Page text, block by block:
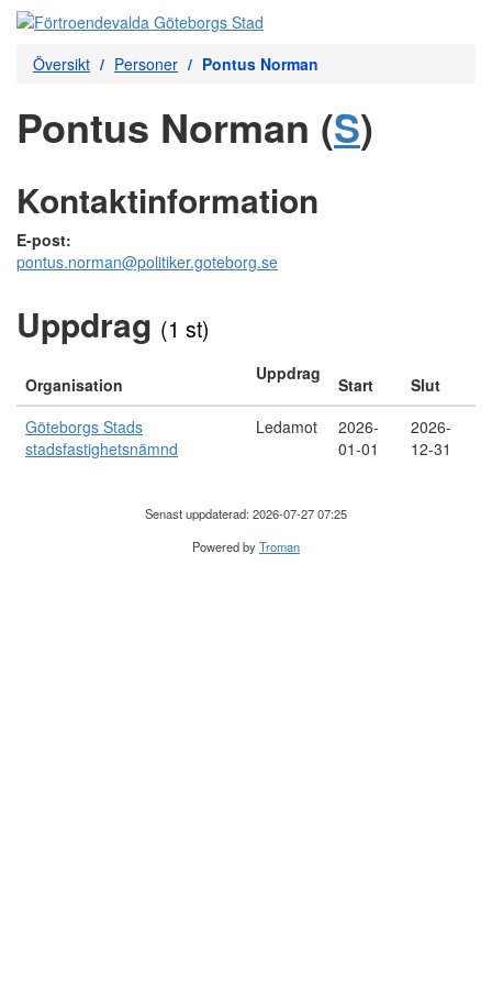
Översikt Personer Pontus Norman
Pontus Norman (S)
Kontaktinformation
E-post:
pontus.norman@politiker.goteborg.se
Uppdrag (1 st)
Organisation
Uppdrag
Start
Slut
Göteborgs Stads
stadsfastighetsnämnd
Ledamot
2026-
01-01
2026-
12-31
Senast uppdaterad: 2026-07-27 07:25
Powered byTroman